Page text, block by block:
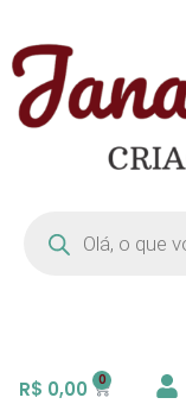
R$ 0,00